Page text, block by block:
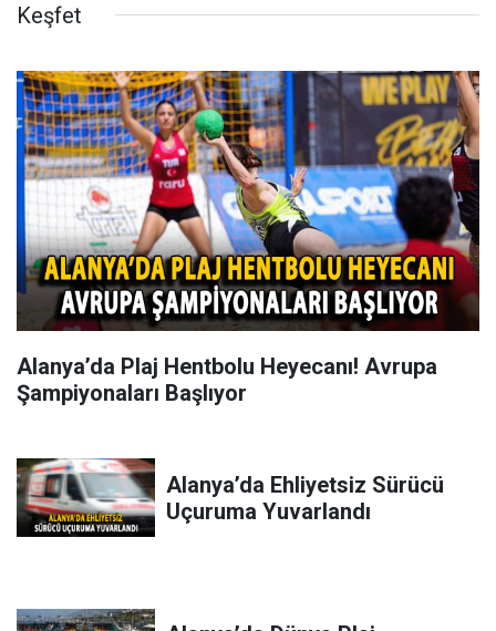
Keşfet
Alanya’da Plaj Hentbolu Heyecanı! Avrupa
Şampiyonaları Başlıyor
Alanya’da Ehliyetsiz Sürücü
Uçuruma Yuvarlandı